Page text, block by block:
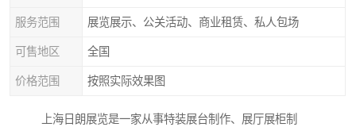
服务范围 展览展示、公关活动、商业租赁、私人包场
可售地区 全国
价格范围 按照实际效果图
上海日朗展览是一家从事特装展台制作、展厅展柜制